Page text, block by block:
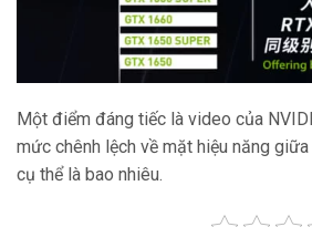
Một điểm đáng tiếc là video của
mức chênh lệch về mặt hiệu năng
cụ thể là bao nhiêu.